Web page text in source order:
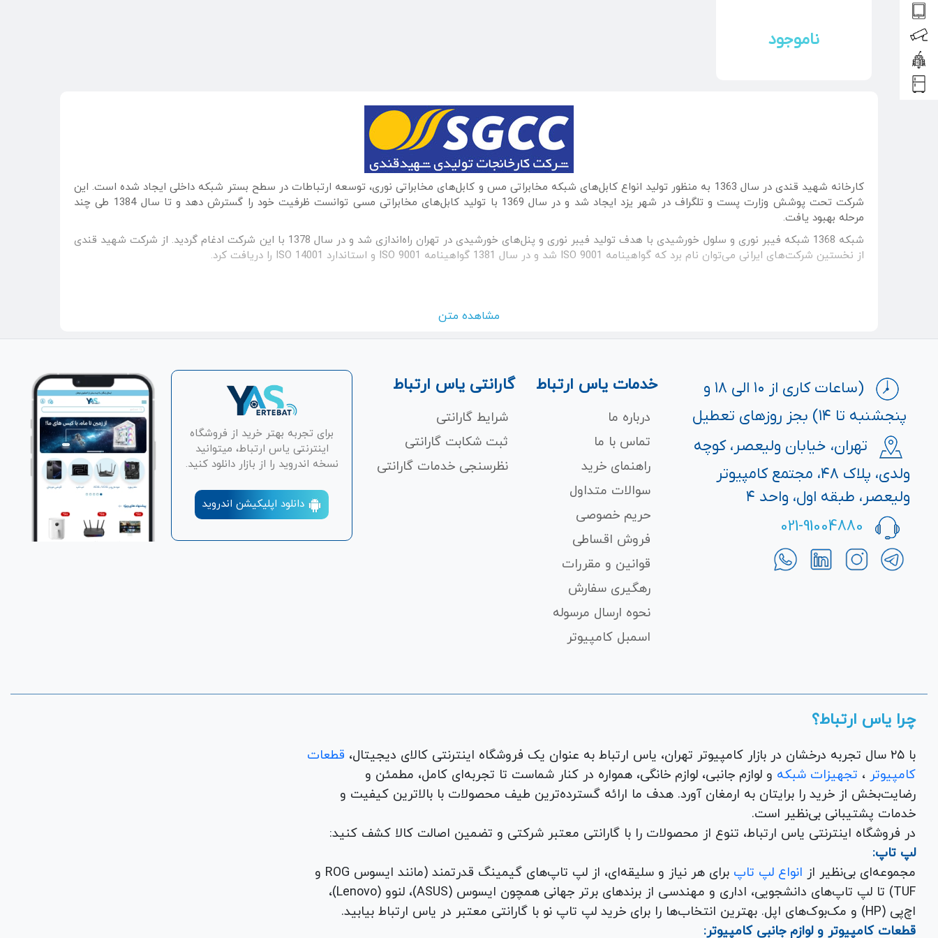
ناموجود
کارخانه شهید قندی در سال 1363 به منظور تولید انواع کابل‌های شبکه مخابراتی مس و کابل‌های مخابراتی نوری، توسعه ارتباطات در سطح بستر شبکه داخلی ایجاد شده است. این
شرکت تحت پوشش وزارت پست و تلگراف در شهر یزد ایجاد شد و در سال 1369 با تولید کابل‌های مخابراتی مسی توانست ظرفیت خود را گسترش دهد و تا سال 1384 طی چند
مرحله بهبود یافت.
شبکه 1368 شبکه فیبر نوری و سلول خورشیدی با هدف تولید فیبر نوری و پنل‌های خورشیدی در تهران راه‌اندازی شد و در سال 1378 با این شرکت ادغام گردید. از شرکت شهید قندی
از نخستین شرکت‌های ایرانی می‌توان نام برد که گواهینامه ISO 9001 شد و در سال 1381 گواهینامه ISO 9001 و استاندارد ISO 14001 را دریافت کرد.
مشاهده متن
(ساعات کاری از ۱۰ الی ۱۸ و
پنجشنبه تا ۱۴) بجز روزهای تعطیل
تهران، خیابان ولیعصر، کوچه
ولدی، پلاک ۴۸، مجتمع کامپیوتر
ولیعصر، طبقه اول، واحد ۴
021-91004880
خدمات یاس ارتباط
درباره ما
تماس با ما
راهنمای خرید
سوالات متداول
حریم خصوصی
فروش اقساطی
قوانین و مقررات
رهگیری سفارش
نحوه ارسال مرسوله
اسمبل کامپیوتر
گارانتی یاس ارتباط
شرایط گارانتی
ثبت شکابت‌ گارانتی
نظرسنجی خدمات گارانتی
برای تجربه بهتر خرید از فروشگاه
اینترنتی یاس ارتباط، میتوانید
نسخه اندروید را از بازار دانلود کنید.
دانلود اپلیکیشن اندروید
چرا یاس ارتباط؟
با ۲۵ سال تجربه درخشان در بازار کامپیوتر تهران، یاس ارتباط به عنوان یک فروشگاه اینترنتی کالای دیجیتال،
قطعات
کامپیوتر ، تجهیزات شبکه
و لوازم جانبی، لوازم خانگی، همواره در کنار شماست تا تجربه‌ای کامل، مطمئن و
رضایت‌بخش از خرید را برایتان به ارمغان آورد. هدف ما ارائه گسترده‌ترین طیف محصولات با بالاترین کیفیت و
خدمات پشتیبانی بی‌نظیر است.
در فروشگاه اینترنتی یاس ارتباط، تنوع از محصولات را با گارانتی معتبر شرکتی و تضمین اصالت کالا کشف کنید:
لپ تاپ:
مجموعه‌ای بی‌نظیر از انواع لپ تاپ
برای هر نیاز و سلیقه‌ای، از لپ تاپ‌های گیمینگ قدرتمند (مانند ایسوس ROG و
TUF) تا لپ تاپ‌های دانشجویی، اداری و مهندسی از برندهای برتر جهانی همچون ایسوس (ASUS)، لنوو (Lenovo)،
اچ‌پی (HP) و مک‌بوک‌های اپل. بهترین انتخاب‌ها را برای خرید لپ تاپ نو با گارانتی معتبر در یاس ارتباط بیابید.
قطعات کامپیوتر و لوازم جانبی کامپیوتر: